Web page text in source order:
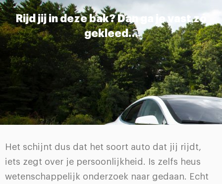
Rijd jij in deze bak? Dan ga je vast zó
gekleed…
Het schijnt dus dat het soort auto dat jij rijdt,
iets zegt over je persoonlijkheid. Is zelfs heus
wetenschappelijk onderzoek naar gedaan. Echt